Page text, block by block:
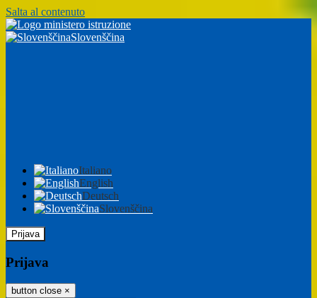
Salta al contenuto
Slovenščina
Italiano
English
Deutsch
Slovenščina
Prijava
Prijava
button close ×